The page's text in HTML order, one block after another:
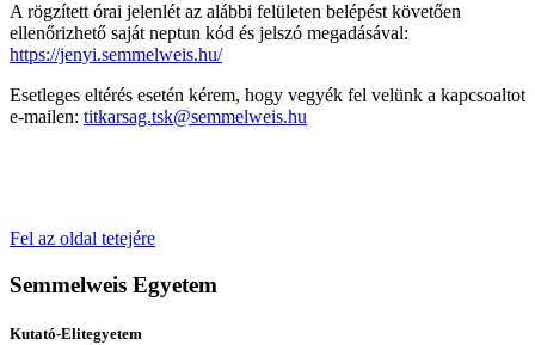
A rögzített órai jelenlét az alábbi felületen belépést követően
ellenőrizhető saját neptun kód és jelszó megadásával:
https://jenyi.semmelweis.hu/
Esetleges eltérés esetén kérem, hogy vegyék fel velünk a kapcsoaltot
e-mailen: titkarsag.tsk@semmelweis.hu
Fel az oldal tetejére
Semmelweis Egyetem
Kutató-Elitegyetem